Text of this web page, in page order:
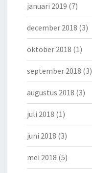
januari 2019 (7)
december 2018 (3)
oktober 2018 (1)
september 2018 (3)
augustus 2018 (3)
juli 2018 (1)
juni 2018 (3)
mei 2018 (5)